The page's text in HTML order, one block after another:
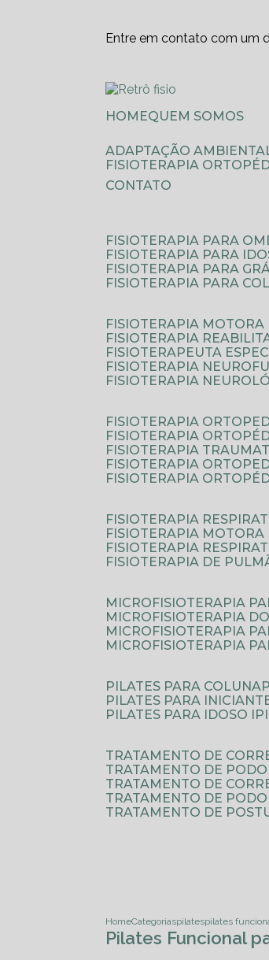
Entre em contato com um
HOME
QUEM SOMOS
ADAPTAÇÃO
FISIOTERAPIA
CONTATO
FISIOTERAPIA PARA
FISIOTERAPIA PARA
FISIOTERAPIA PARA
FISIOTERAPIA PARA
FISIOTERAPIA
FISIOTERAPIA
FISIOTERAPEUTA
FISIOTERAPIA
FISIOTERAPIA
FISIOTERAPIA
FISIOTERAPIA
FISIOTERAPIA
FISIOTERAPIA
FISIOTERAPIA
FISIOTERAPIA
FISIOTERAPIA
FISIOTERAPIA
FISIOTERAPIA DE
MICROFISIOTERAPIA
MICROFISIOTERAPIA
MICROFISIOTERAPIA
MICROFISIOTERAPIA
PILATES PARA COLUNA
PILATES PARA
PILATES PARA IDOSO
TRATAMENTO DE
TRATAMENTO DE
TRATAMENTO DE
TRATAMENTO DE
TRATAMENTO DE
HomeCategoriaspilatespilates
Pilates Funcional